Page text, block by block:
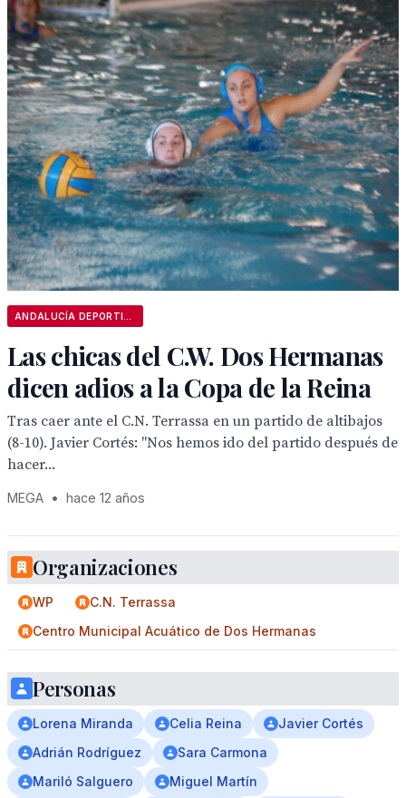
Las chicas del C.W. Dos Hermanas
dicen adios a la Copa de la Reina
Tras caer ante el C.N. Terrassa en un partido de altibajos
(8-10). Javier Cortés: "Nos hemos ido del partido después de
hacer...
MEGA • hace 12 años
Organizaciones
WP
C.N. Terrassa
Centro Municipal Acuático de Dos Hermanas
Personas
Lorena Miranda Celia Reina
Javier Cortés
Adrián Rodríguez
Sara Carmona
Mariló Salguero
Miguel Martín